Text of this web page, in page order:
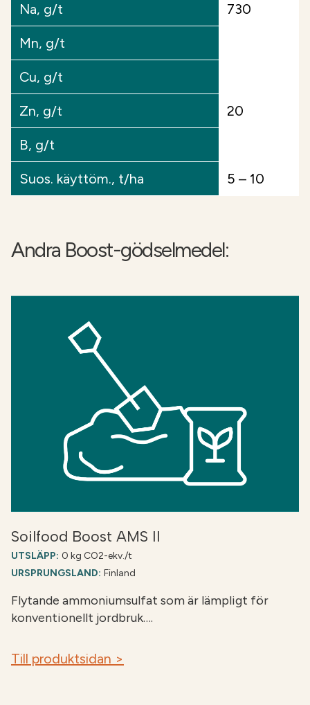
Na, g/t 730
Mn, g/t
Cu, g/t
Zn, g/t 20
B, g/t
Suos. käyttöm., t/ha 5 – 10
Andra Boost-gödselmedel:
Soilfood Boost AMS II
UTSLÄPP: 0 kg CO2-ekv./t
URSPRUNGSLAND: Finland
Flytande ammoniumsulfat som är lämpligt för
konventionellt jordbruk….
Till produktsidan >